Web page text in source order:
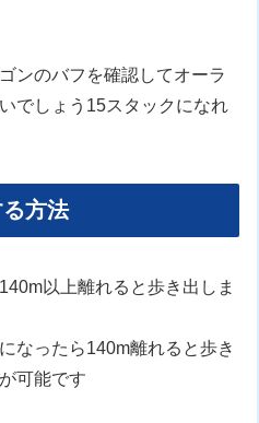
ンのバフを確認してオーラ
でしょう15スタックになれ
方法
以上離れると歩き出しま
なったら140m離れると歩き
可能です